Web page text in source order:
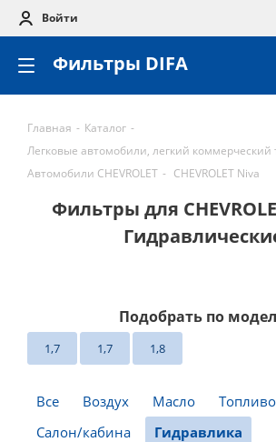
Войти
Фильтры DIFA
Главная - Каталог -
Легковые автомобили, легкий коммерческий
Автомобили CHEVROLET - CHEVROLET Niva
Фильтры для
Подобрать по
1,7 1,7 1,8
Все Воздух Масло
Топливо
Салон/кабина
Гидравлика